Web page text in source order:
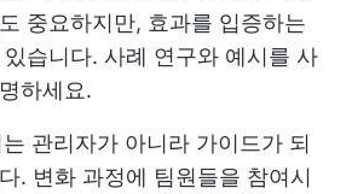
중요하지만, 효과를 입증하는
습니다. 사례 연구와 예시를 사
하세요.
관리자가 아니라 가이드가 되
. 변화 과정에 팀원들을 참여시